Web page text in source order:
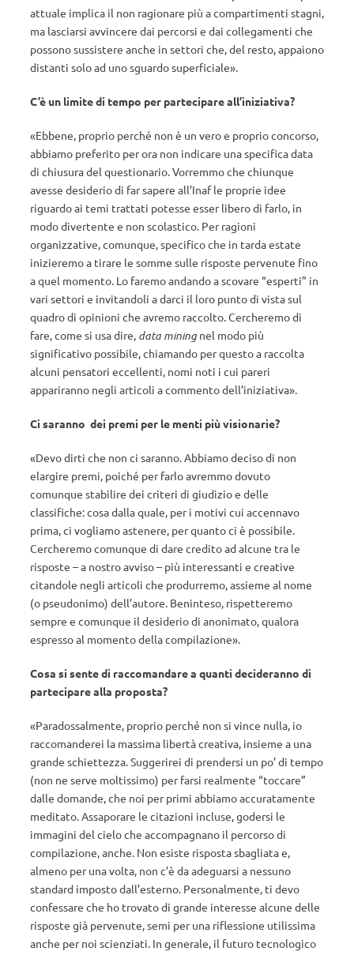
attuale implica il non ragionare più a compartimenti stagni,
ma lasciarsi avvincere dai percorsi e dai collegamenti che
possono sussistere anche in settori che, del resto, appaiono
distanti solo ad uno sguardo superficiale».
C’è un limite di tempo per partecipare all’iniziativa?
«Ebbene, proprio perché non è un vero e proprio concorso,
abbiamo preferito per ora non indicare una specifica data
di chiusura del questionario. Vorremmo che chiunque
avesse desiderio di far sapere all’Inaf le proprie idee
riguardo ai temi trattati potesse esser libero di farlo, in
modo divertente e non scolastico. Per ragioni
organizzative, comunque, specifico che in tarda estate
inizieremo a tirare le somme sulle risposte pervenute fino
a quel momento. Lo faremo andando a scovare “esperti” in
vari settori e invitandoli a darci il loro punto di vista sul
quadro di opinioni che avremo raccolto. Cercheremo di
fare, come si usa dire, data miningnel modo più
significativo possibile, chiamando per questo a raccolta
alcuni pensatori eccellenti, nomi noti i cui pareri
appariranno negli articoli a commento dell’iniziativa».
Ci saranno dei premi per le menti più visionarie?
«Devo dirti che non ci saranno. Abbiamo deciso di non
elargire premi, poiché per farlo avremmo dovuto
comunque stabilire dei criteri di giudizio e delle
classifiche: cosa dalla quale, per i motivi cui accennavo
prima, ci vogliamo astenere, per quanto ci è possibile.
Cercheremo comunque di dare credito ad alcune tra le
risposte – a nostro avviso – più interessanti e creative
citandole negli articoli che produrremo, assieme al nome
(o pseudonimo) dell’autore. Beninteso, rispetteremo
sempre e comunque il desiderio di anonimato, qualora
espresso al momento della compilazione».
Cosa si sente di raccomandare a quanti decideranno di
partecipare alla proposta?
«Paradossalmente, proprio perché non si vince nulla, io
raccomanderei la massima libertà creativa, insieme a una
grande schiettezza. Suggerirei di prendersi un po’ di tempo
(non ne serve moltissimo) per farsi realmente “toccare”
dalle domande, che noi per primi abbiamo accuratamente
meditato. Assaporare le citazioni incluse, godersi le
immagini del cielo che accompagnano il percorso di
compilazione, anche. Non esiste risposta sbagliata e,
almeno per una volta, non c’è da adeguarsi a nessuno
standard imposto dall’esterno. Personalmente, ti devo
confessare che ho trovato di grande interesse alcune delle
risposte già pervenute, semi per una riflessione utilissima
anche per noi scienziati. In generale, il futuro tecnologico